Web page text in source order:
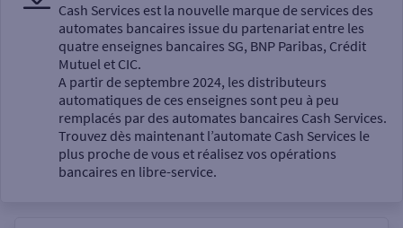
Sélectionnez votre recherche
Un service
Cash Services est la nouvelle marque de services des
automates bancaires issue du partenariat entre les
quatre enseignes bancaires SG, BNP Paribas, Crédit
Mutuel et CIC.
A partir de septembre 2024, les distributeurs
automatiques de ces enseignes sont peu à peu
remplacés par des automates bancaires Cash Services.
Trouvez dès maintenant l’automate Cash Services le
plus proche de vous et réalisez vos opérations
bancaires en libre-service.